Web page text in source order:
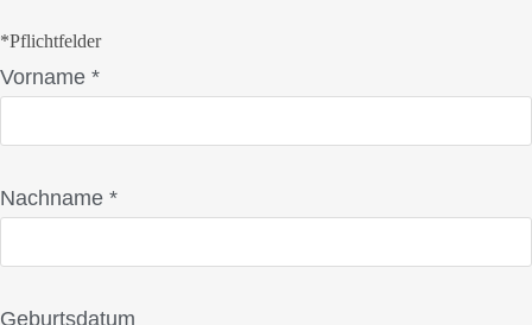
*Pflichtfelder
Vorname *
Nachname *
Geburtsdatum